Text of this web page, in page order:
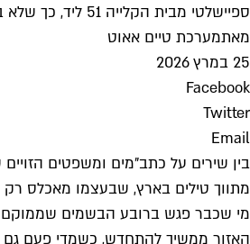
ספיישלטי מבית הקלייה 51 ליד, כך שלא בטוח שיש לכם סיבה לחזור למרכז
מאתמערכת טיים אאוט
25 במרץ 2026
Facebook
Twitter
Email
מתווך טילים בארץ, שבעצמו מאכלס רק 6,000 תושבים. אך הסיבה לכך לא נעוצה רק בהיותה עיר מקלט מהטילים, אלא גם בסצנה הקולינרית הקטנה והמיוחדת של מצפה.
מי שכבר פגש ברובע הבשמים שממוקם